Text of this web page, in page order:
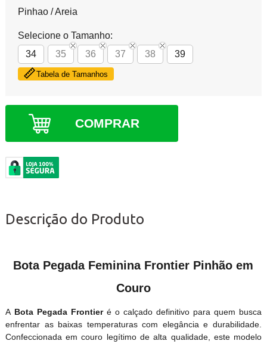
Pinhao / Areia
Selecione o Tamanho:
34
35 36 37 38 39
Tabela de Tamanhos
COMPRAR
Descrição do Produto
Bota Pegada Feminina Frontier Pinhão em
Couro
A Bota Pegada Frontieré o calçado definitivo para quem busca
enfrentar as baixas temperaturas com elegância e durabilidade.
Confeccionada em couro legítimo de alta qualidade, este modelo